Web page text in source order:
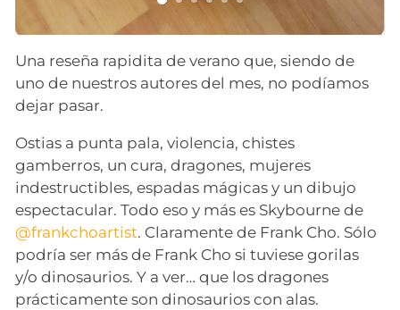
Una reseña rapidita de verano que, siendo de
uno de nuestros autores del mes, no podíamos
dejar pasar.
Ostias a punta pala, violencia, chistes
gamberros, un cura, dragones, mujeres
indestructibles, espadas mágicas y un dibujo
espectacular. Todo eso y más es Skybourne de
@frankchoartist. Claramente de Frank Cho. Sólo
podría ser más de Frank Cho si tuviese gorilas
y/o dinosaurios. Y a ver… que los dragones
prácticamente son dinosaurios con alas.